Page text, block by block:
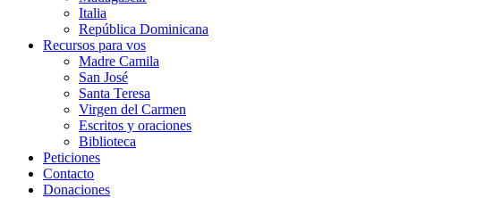
Italia
República Dominicana
Recursos para vos
Madre Camila
San José
Santa Teresa
Virgen del Carmen
Escritos y oraciones
Biblioteca
Peticiones
Contacto
Donaciones